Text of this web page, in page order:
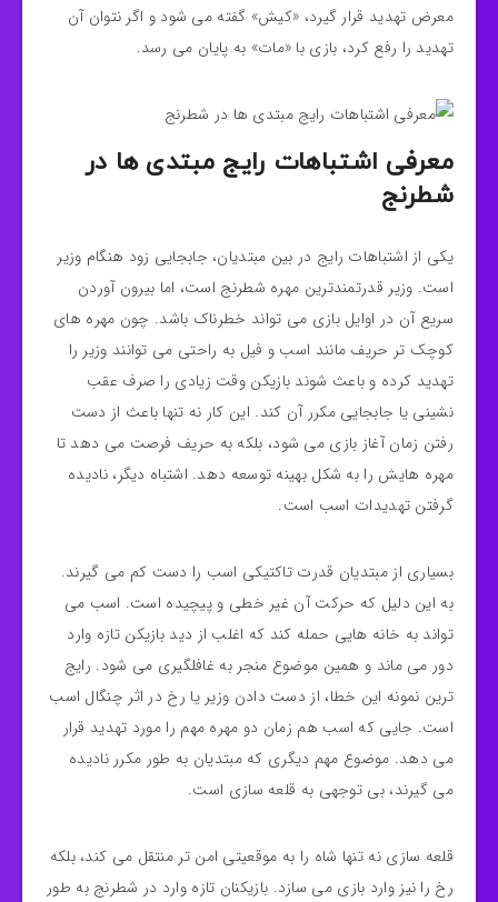
معرض تهدید قرار گیرد، «کیش» گفته می‌ شود و اگر نتوان آن
تهدید را رفع کرد، بازی با «مات» به پایان می‌ رسد.
معرفی اشتباهات رایج مبتدی‌ ها در
شطرنج
یکی از اشتباهات رایج در بین مبتدیان، جابجایی زود هنگام وزیر
است. وزیر قدرتمندترین مهره‌ شطرنج است، اما بیرون آوردن
سریع آن در اوایل بازی می‌ تواند خطرناک باشد. چون مهره‌ های
کوچک‌ تر حریف مانند اسب و فیل به راحتی می‌ توانند وزیر را
تهدید کرده و باعث شوند بازیکن وقت زیادی را صرف عقب‌
نشینی یا جابجایی مکرر آن کند. این کار نه‌ تنها باعث از دست
رفتن زمان آغاز بازی می‌ شود، بلکه به حریف فرصت می‌ دهد تا
مهره‌ هایش را به شکل بهینه توسعه دهد. اشتباه دیگر، نادیده
گرفتن تهدیدات اسب است.
بسیاری از مبتدیان قدرت تاکتیکی اسب را دست‌ کم می‌ گیرند.
به این دلیل که حرکت آن غیر خطی و پیچیده است. اسب می‌
تواند به خانه‌ هایی حمله کند که اغلب از دید بازیکن تازه وارد
دور می‌ ماند و همین موضوع منجر به غافلگیری می‌ شود. رایج‌
ترین نمونه این خطا، از دست دادن وزیر یا رخ در اثر چنگال اسب
است. جایی که اسب هم‌ زمان دو مهره مهم را مورد تهدید قرار
می‌ دهد. موضوع مهم دیگری که مبتدیان به طور مکرر نادیده
می‌ گیرند، بی‌ توجهی به قلعه‌ سازی است.
قلعه‌ سازی نه تنها شاه را به موقعیتی امن‌ تر منتقل می‌ کند، بلکه
رخ را نیز وارد بازی می‌ سازد. بازیکنان تازه وارد در شطرنج به طور